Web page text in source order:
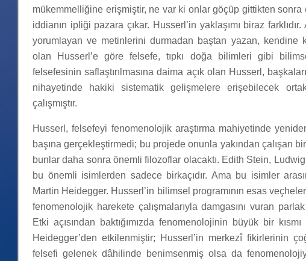
mükemmelliğine erişmiştir, ne var ki onlar göçüp gittikten sonra
iddianın ipliği pazara çıkar. Husserl’in yaklaşımı biraz
yorumlayan ve metinlerini durmadan baştan yazan, kendine
olan Husserl’e göre felsefe, tıpkı doğa bilimleri gibi
felsefesinin saflaştırılmasına daima açık olan Husserl,
nihayetinde hakiki sistematik gelişmelere erişebilecek
çalışmıştır.
Husserl, felsefeyi fenomenolojik araştırma mahiyetinde
başına gerçekleştirmedi; bu projede onunla yakından çalışan
bunlar daha sonra önemli filozoflar olacaktı. Edith Stein,
bu önemli isimlerden sadece birkaçıdır. Ama bu isimler
Martin Heidegger. Husserl’in bilimsel programının esas
fenomenolojik harekete çalışmalarıyla damgasını vuran
Etki açısından baktığımızda fenomenolojinin büyük bir
Heidegger’den etkilenmiştir; Husserl’in merkezî fikirlerinin
felsefi gelenek dâhilinde benimsenmiş olsa da